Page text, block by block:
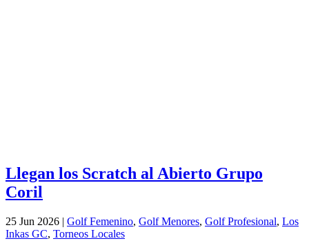
Llegan los Scratch al Abierto Grupo
Coril
25 Jun 2026 | Golf Femenino, Golf Menores, Golf Profesional, Los
Inkas GC, Torneos Locales